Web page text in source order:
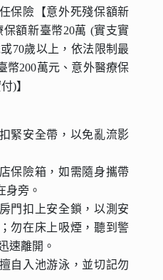
保險【意外死殘保額新
保額新臺幣20萬 (實支實
70歲以上，依法限制最
幣200萬元、意外醫療保
)】
緊安全帶，以免亂流影
保險箱，如需隨身攜帶
身旁。
門扣上安全鎖，以測安
勿在床上吸煙，聽到警
速離開。
自入池游泳，並切記勿